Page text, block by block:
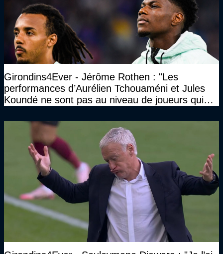
Girondins4Ever - Jérôme Rothen : "Les
performances d’Aurélien Tchouaméni et Jules
Koundé ne sont pas au niveau de joueurs qui